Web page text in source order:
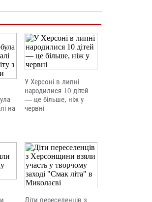
на
У Херсоні в липні
народилися 10 дітей
— це більше, ніж у
червні
Діти переселенців з